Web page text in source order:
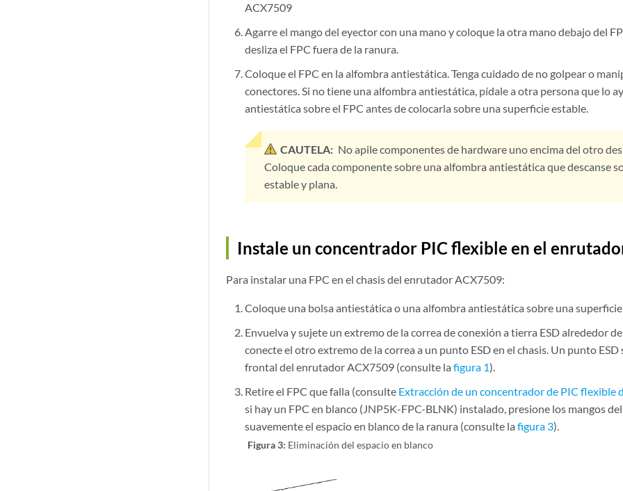
ACX7509
Agarre el mango del eyector con una mano y coloque la otra mano debajo del
desliza el FPC fuera de la ranura.
Coloque el FPC en la alfombra antiestática. Tenga cuidado de no golpear o
conectores. Si no tiene una alfombra antiestática, pídale a otra persona que lo
antiestática sobre el FPC antes de colocarla sobre una superficie estable.
CAUTELA: No apile componentes de hardware uno encima del otro
Coloque cada componente sobre una alfombra antiestática que descanse
estable y plana.
Instale un concentrador PIC flexible en el
Para instalar una FPC en el chasis del enrutador ACX7509:
Coloque una bolsa antiestática o una alfombra antiestática sobre una
Envuelva y sujete un extremo de la correa de conexión a tierra ESD alrededor
conecte el otro extremo de la correa a un punto ESD en el chasis. Un punto
frontal del enrutador ACX7509 (consulte lafigura 1).
Retire el FPC que falla (consulte Extracción de un concentrador de PIC flexible
si hay un FPC en blanco (JNP5K-FPC-BLNK) instalado, presione los mangos
suavemente el espacio en blanco de la ranura (consulte lafigura 3).
Figura 3: Eliminación del espacio en blanco